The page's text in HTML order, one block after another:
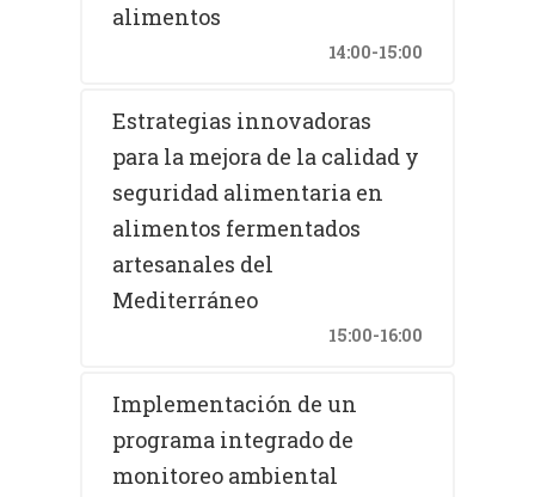
alimentos
14:00-15:00
Estrategias innovadoras
para la mejora de la calidad y
seguridad alimentaria en
alimentos fermentados
artesanales del
Mediterráneo
15:00-16:00
Implementación de un
programa integrado de
monitoreo ambiental